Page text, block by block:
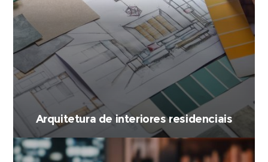
Arquitetura de interiores residenciais